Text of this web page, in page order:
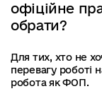
офіційне
обрати?
Для тих, хто не
перевагу роботі
робота як ФОП.